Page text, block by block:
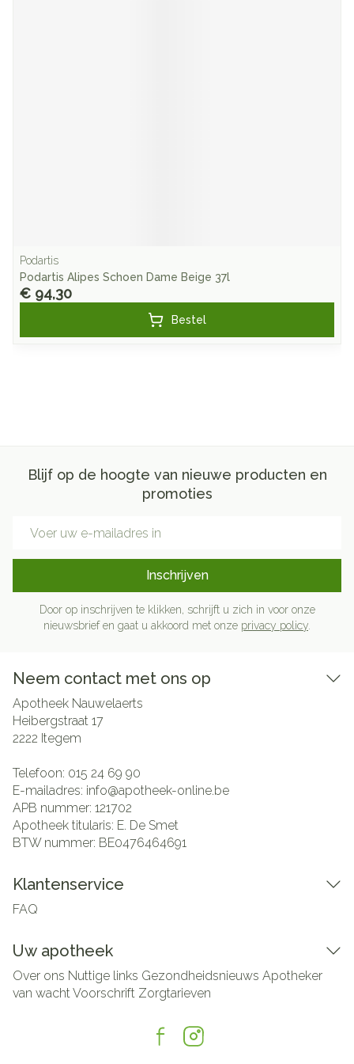
Podartis
Podartis Alipes Schoen Dame Beige 37l
€ 94,30
Bestel
Blijf op de hoogte van nieuwe producten en
promoties
Inschrijven
Door op inschrijven te klikken, schrijft u zich in voor onze
nieuwsbrief en gaat u akkoord met onze privacy policy
Neem contact met ons op
Apotheek Nauwelaerts
Heibergstraat 17
2222 Itegem
Telefoon: 015 24 69 90
E-mailadres: info@apotheek-online.be
APB nummer: 121702
Apotheek titularis: E. De Smet
BTW nummer: BE0476464691
Klantenservice
FAQ
Uw apotheek
Over ons Nuttige links Gezondheidsnieuws Apotheker
van wachtVoorschrift Zorgtarieven